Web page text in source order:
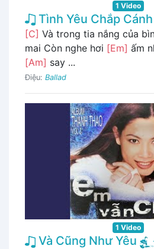
1 Video
Tình Yêu Chắp Cánh
[C] Và trong tia nắng của
mai Còn nghe hơi [Em] ấm
[Am] say ...
Điệu: Ballad
1 Video
Và Cũng Như Yêu